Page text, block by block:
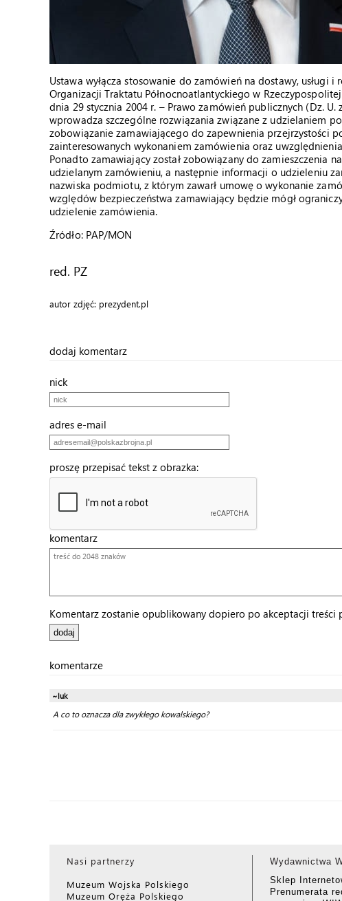
Ustawa wyłącza stosowanie do zamówień na dostawy, usługi
Organizacji Traktatu Północnoatlantyckiego w
dnia 29 stycznia 2004 r. – Prawo zamówień publicznych (Dz. U.
wprowadza szczególne rozwiązania związane z udzielaniem
zobowiązanie zamawiającego do zapewnienia przejrzystości
zainteresowanych wykonaniem zamówienia oraz
Ponadto zamawiający został zobowiązany do zamieszczenia
udzielanym zamówieniu, a następnie informacji o udzieleniu
nazwiska podmiotu, z którym zawarł umowę o wykonanie
względów bezpieczeństwa zamawiający będzie mógł
udzielenie zamówienia.
Źródło: PAP/MON
red. PZ
autor zdjęć: prezydent.pl
dodaj komentarz
nick
adres e-mail
proszę przepisać tekst z obrazka:
komentarz
Komentarz zostanie opublikowany dopiero po akceptacji treści
komentarze
~luk
A co to oznacza dla zwykłego kowalskiego?
Nasi partnerzy
Muzeum Wojska Polskiego
Muzeum Oręża Polskiego
Wydawnictwa
Sklep
Prenumerata